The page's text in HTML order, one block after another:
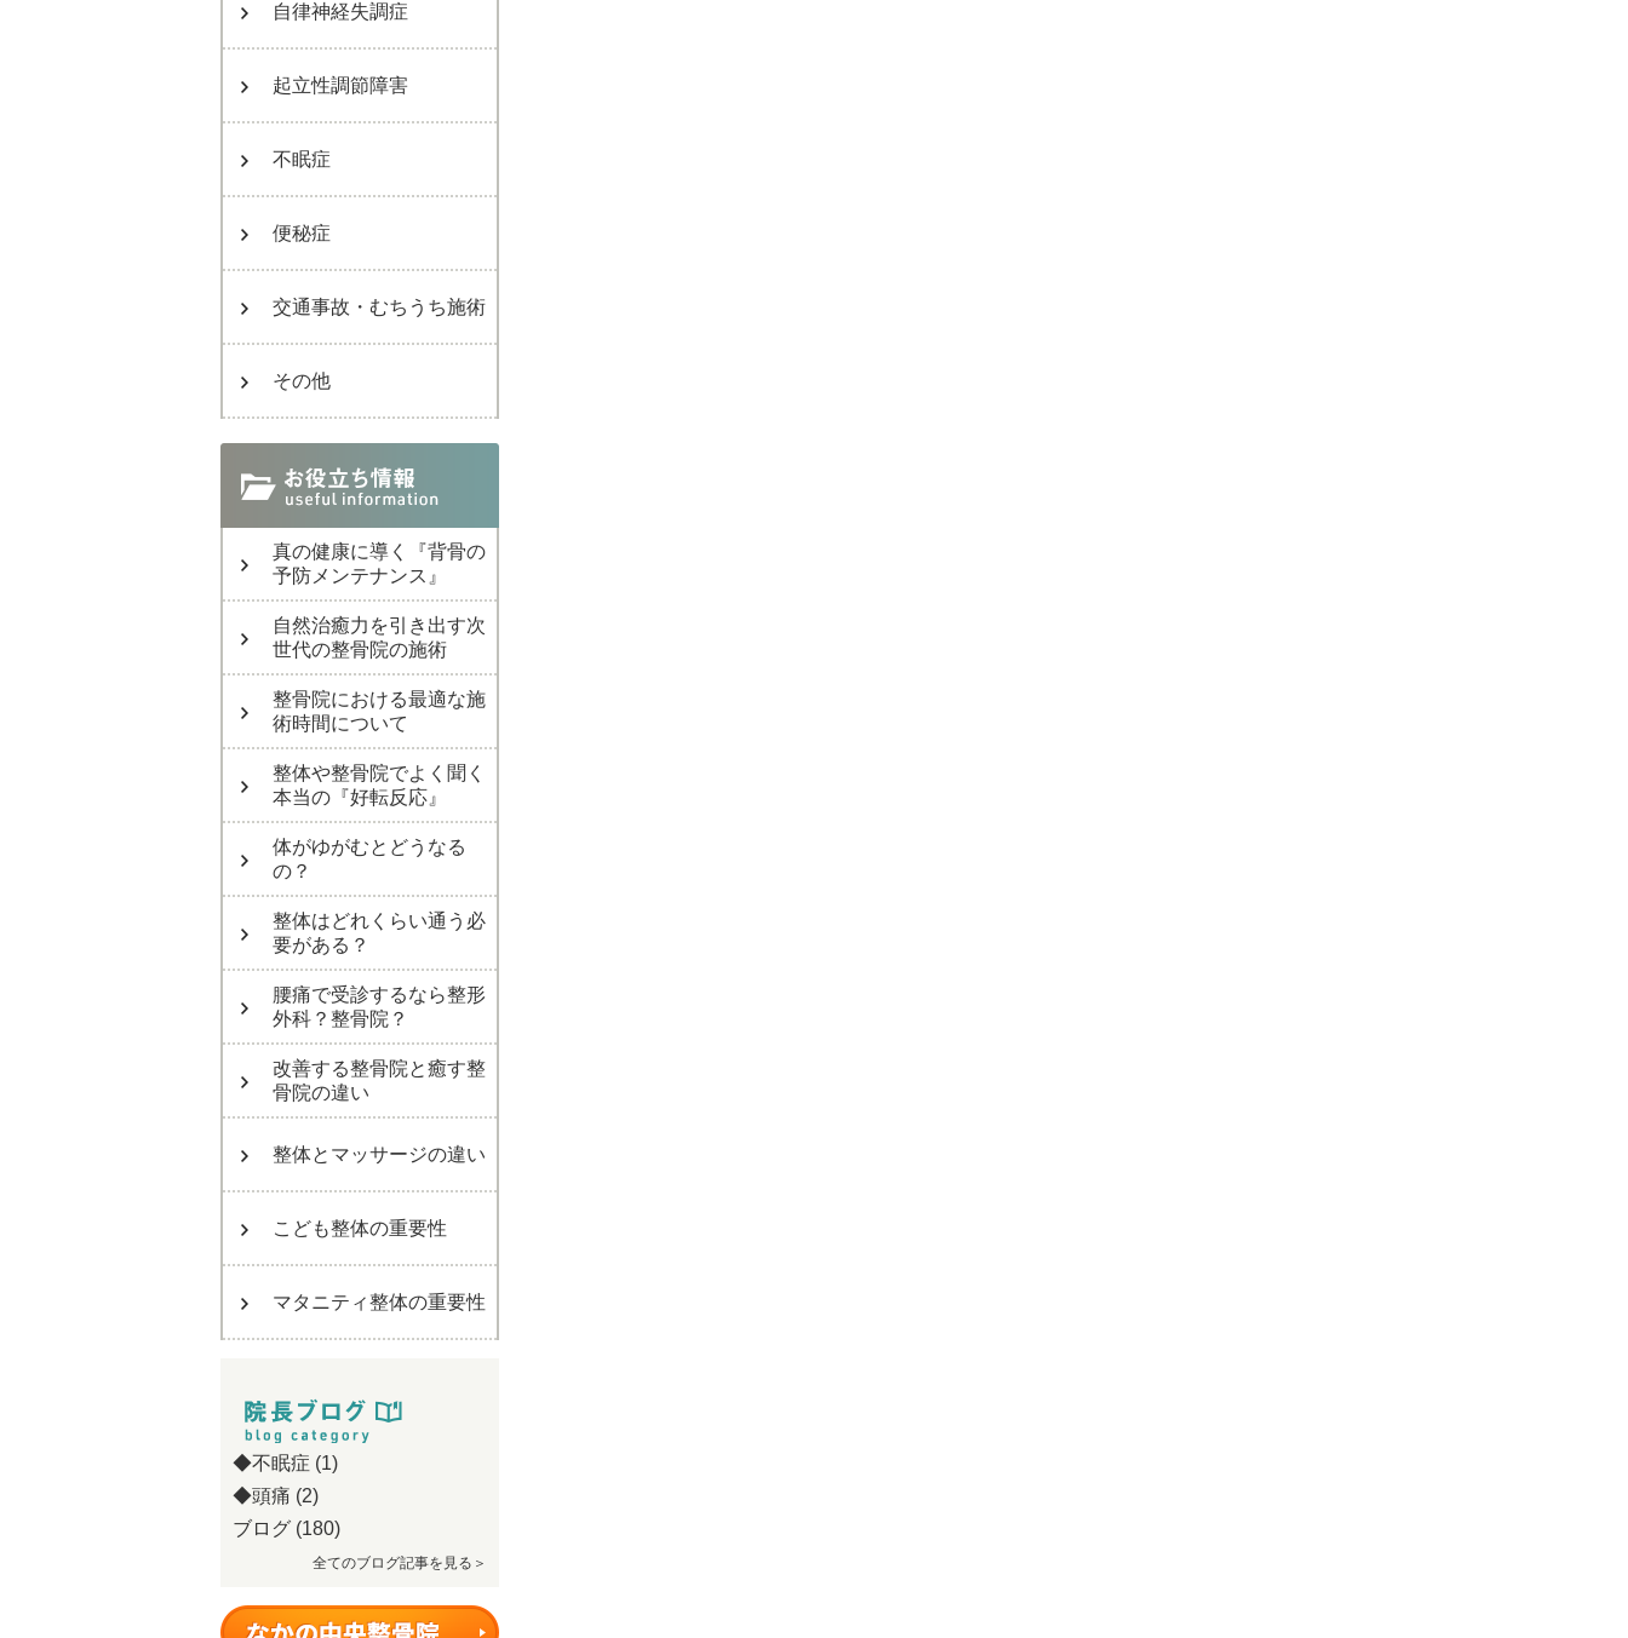
自律神経失調症
起立性調節障害
不眠症
便秘症
交通事故・むちうち施術
その他
真の健康に導く『背骨の
予防メンテナンス』
自然治癒力を引き出す次
世代の整骨院の施術
整骨院における最適な施
術時間について
整体や整骨院でよく聞く
本当の『好転反応』
体がゆがむとどうなる
の？
整体はどれくらい通う必
要がある？
腰痛で受診するなら整形
外科？整骨院？
改善する整骨院と癒す整
骨院の違い
整体とマッサージの違い
こども整体の重要性
マタニティ整体の重要性
◆不眠症 (1)
◆頭痛 (2)
ブログ (180)
全てのブログ記事を見る＞